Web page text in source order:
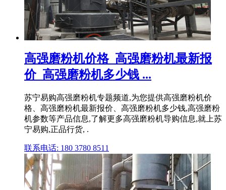
高强磨粉机价格_高强磨粉机最新报
价_高强磨粉机多少钱 ...
苏宁易购高强磨粉机专题频道,为您提供高强磨粉机价
格、高强磨粉机最新报价、高强磨粉机多少钱,高强磨粉
机参数等产品信息,了解更多高强磨粉机导购信息,就上苏
宁易购,正品行货, .
联系电话: 180 3780 8511